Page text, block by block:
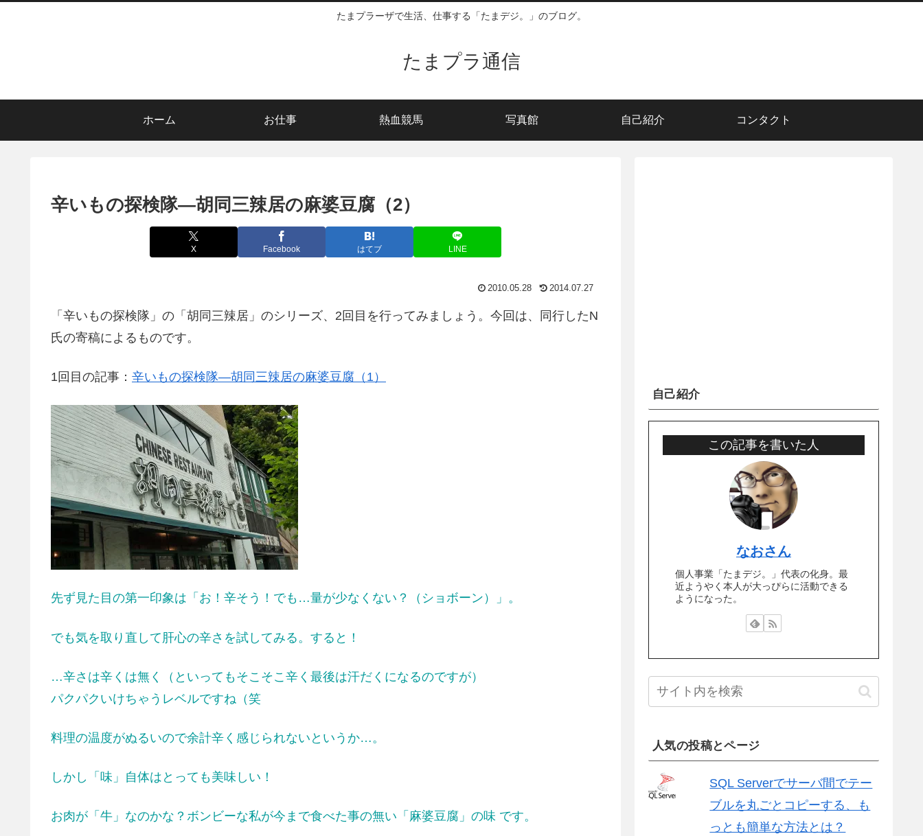
たまプラーザで生活、仕事する「たまデジ。」のブログ。
たまプラ通信
ホーム お仕事 熱血競馬 写真館 自己紹介 コンタクト
辛いもの探検隊―胡同三辣居の麻婆豆腐（2）
X Facebook はてブ LINE
2010.05.28 2014.07.27
「辛いもの探検隊」の「胡同三辣居」のシリーズ、2回目を行ってみましょう。今回は、同行したN
氏の寄稿によるものです。
1回目の記事： 辛いもの探検隊―胡同三辣居の麻婆豆腐（1）
先ず見た目の第一印象は「お！辛そう！でも…量が少なくない？（ショボーン）」。
でも気を取り直して肝心の辛さを試してみる。すると！
…辛さは辛くは無く（といってもそこそこ辛く最後は汗だくになるのですが）
パクパクいけちゃうレベルですね（笑
料理の温度がぬるいので余計辛く感じられないというか…。
しかし「味」自体はとっても美味しい！
お肉が「牛」なのかな？ボンビーな私が今まで食べた事の無い「麻婆豆腐」の味 です。
自己紹介
この記事を書いた人
なおさん
個人事業「たまデジ。」代表の化身。最
近ようやく本人が大っぴらに活動できる
ようになった。
人気の投稿とページ
SQL Serverでサーバ間でテー
ブルを丸ごとコピーする、も
っとも簡単な方法とは？